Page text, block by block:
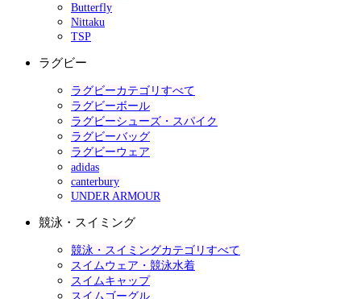
Butterfly
Nittaku
TSP
ラグビー
ラグビーカテゴリすべて
ラグビーボール
ラグビーシューズ・スパイク
ラグビーバッグ
ラグビーウェア
adidas
canterbury
UNDER ARMOUR
競泳・スイミング
競泳・スイミングカテゴリすべて
スイムウェア・競泳水着
スイムキャップ
スイムゴーグル